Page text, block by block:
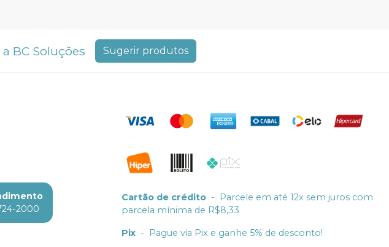
BC Soluções Sugerir produtos
2000
Cartão de crédito -
Parcele em até 12x sem juros com
parcela mínima de R$8,33
Pix - Pague via Pix e ganhe 5% de desconto!